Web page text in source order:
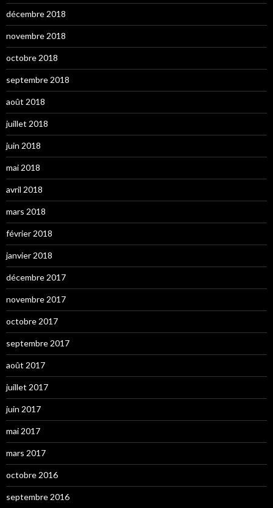
décembre 2018
novembre 2018
octobre 2018
septembre 2018
août 2018
juillet 2018
juin 2018
mai 2018
avril 2018
mars 2018
février 2018
janvier 2018
décembre 2017
novembre 2017
octobre 2017
septembre 2017
août 2017
juillet 2017
juin 2017
mai 2017
mars 2017
octobre 2016
septembre 2016